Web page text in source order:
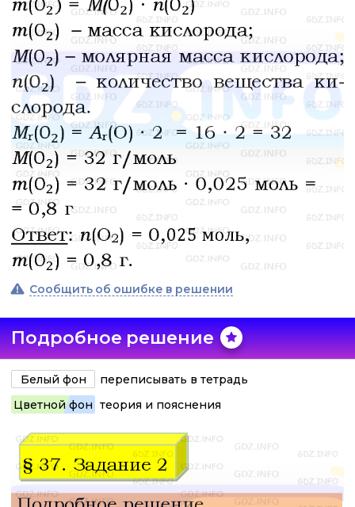
Сообщить об ошибке в решении
Подробное решение
Белый фон
переписывать в тетрадь
Цветной фон теория и пояснения